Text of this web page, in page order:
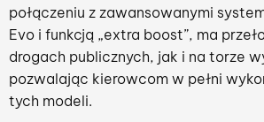
połączeniu z zawansowanymi
Evo i funkcją „extra boost”, ma
drogach publicznych, jak i na torze
pozwalając kierowcom w pełni
tych modeli.